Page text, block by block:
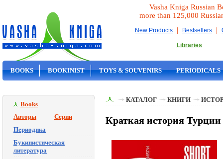
Vasha Kniga Russian
more than 125,000
New Products | Bestsellers |
Libraries
BOOKS BOOKINIST TOYS & SOUVENIRS PERIODICALS
Books
Авторы
Серии
Периодика
Букинистическая
литература
КАТАЛОГ КНИГИ
Краткая история